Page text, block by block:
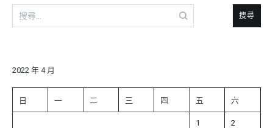
搜
尋
字:
2022 年 4 月
日 一 二 三 四 五 六
1 2